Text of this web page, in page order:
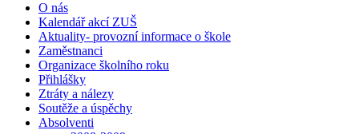
O nás
Kalendář akcí ZUŠ
Aktuality- provozní informace o škole
Zaměstnanci
Organizace školního roku
Přihlášky
Ztráty a nálezy
Soutěže a úspěchy
Absolventi